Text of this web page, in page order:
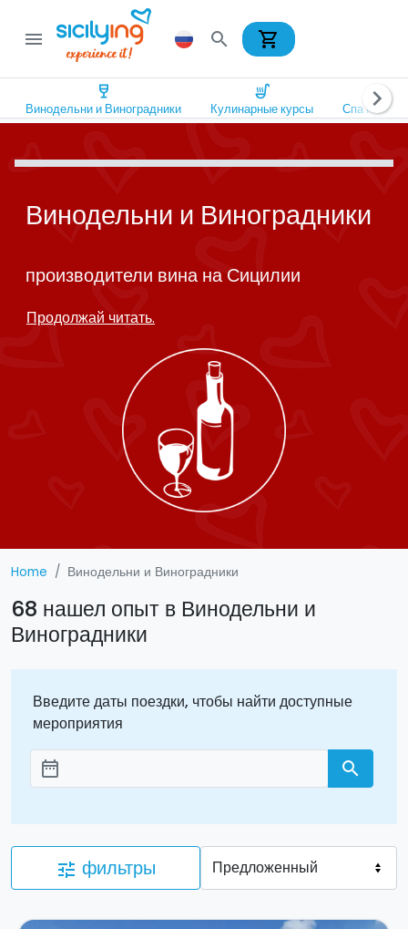
menu search shopping_cart
wine_bar
Винодельни и Виноградники
soup_kitchen
Кулинарные курсы
spa
Спа иchevron_right
Винодельни и Виноградники
производители вина на Сицилии
Продолжай читать.
Home Винодельни и Виноградники
68 нашел опыт в Винодельни и
Виноградники
Введите даты поездки, чтобы найти доступные
мероприятия
Aggiungi le date
date_range search
tune фильтры